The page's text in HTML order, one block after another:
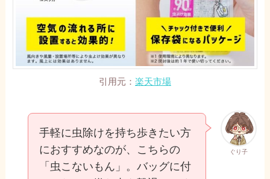
引用元： 楽天市場
ぐり子
手軽に虫除けを持ち歩きたい方
におすすめなのが、こちらの
「虫こないもん」。バッグに付